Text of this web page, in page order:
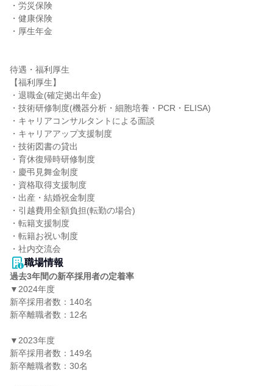
・労災保険
・健康保険
・厚生年金
待遇・福利厚生
【福利厚生】
・退職金(確定拠出年金)
・技術研修制度(機器分析・細胞培養・PCR・ELISA)
・キャリアコンサルタントによる面談
・キャリアアップ支援制度
・技術図書の貸出
・育休復帰時研修制度
・慶弔見舞金制度
・資格取得支援制度
・出産・結婚祝金制度
・引越費用全額負担(転勤の場合)
・転籍支援制度
・転籍お祝い制度
・社内交流会
職場情報
過去3年間の新卒採用者の定着率
▼2024年度
新卒採用者数：140名
新卒離職者数：12名
▼2023年度
新卒採用者数：149名
新卒離職者数：30名